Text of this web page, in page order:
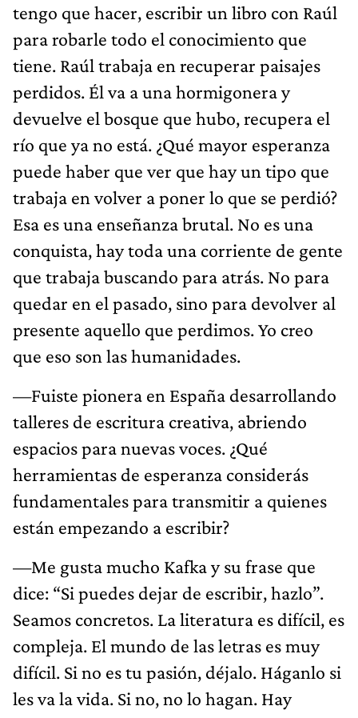
tengo que hacer, escribir un libro con Raúl
para robarle todo el conocimiento que
tiene. Raúl trabaja en recuperar paisajes
perdidos. Él va a una hormigonera y
devuelve el bosque que hubo, recupera el
río que ya no está. ¿Qué mayor esperanza
puede haber que ver que hay un tipo que
trabaja en volver a poner lo que se perdió?
Esa es una enseñanza brutal. No es una
conquista, hay toda una corriente de gente
que trabaja buscando para atrás. No para
quedar en el pasado, sino para devolver al
presente aquello que perdimos. Yo creo
que eso son las humanidades.
—Fuiste pionera en España desarrollando
talleres de escritura creativa, abriendo
espacios para nuevas voces. ¿Qué
herramientas de esperanza considerás
fundamentales para transmitir a quienes
están empezando a escribir?
—Me gusta mucho Kafka y su frase que
dice: “Si puedes dejar de escribir, hazlo”.
Seamos concretos. La literatura es difícil, es
compleja. El mundo de las letras es muy
difícil. Si no es tu pasión, déjalo. Háganlo si
les va la vida. Si no, no lo hagan. Hay